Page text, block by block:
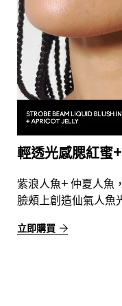
輕透光感腮紅蜜
紫浪人魚+ 仲夏人魚​
臉頰上創造仙氣人魚
立即購買